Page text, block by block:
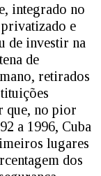
integrado no
e
de investir na
de
retirados
que, no pior
a 1996, Cuba
lugares
dos